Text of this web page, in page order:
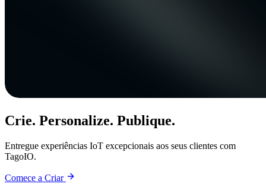
Crie. Personalize. Publique.
Entregue experiências IoT excepcionais aos seus clientes com
TagoIO.
Comece a Criar